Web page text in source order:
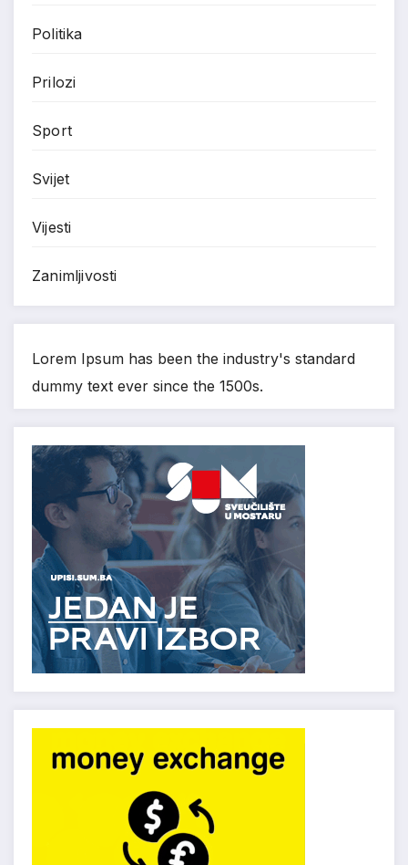
Politika
Prilozi
Sport
Svijet
Vijesti
Zanimljivosti
Lorem Ipsum has been the industry's standard
dummy text ever since the 1500s.